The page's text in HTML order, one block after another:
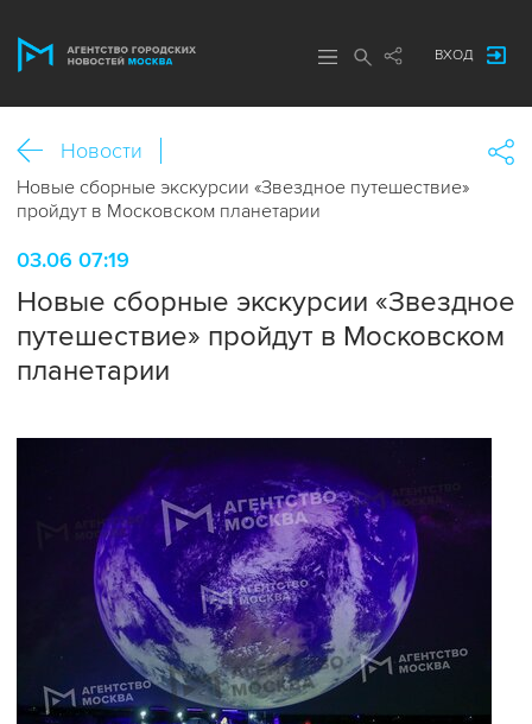
ВХОД
Новости
Новые сборные экскурсии «Звездное путешествие»
пройдут в Московском планетарии
03.06 07:19
Новые сборные экскурсии «Звездное
путешествие» пройдут в Московском
планетарии